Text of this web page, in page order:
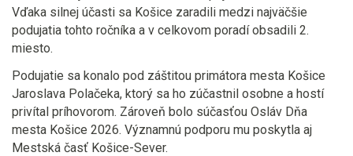
Vďaka silnej účasti sa Košice zaradili medzi najväčšie
podujatia tohto ročníka a v celkovom poradí obsadili 2.
miesto.
Podujatie sa konalo pod záštitou primátora mesta Košice
Jaroslava Polačeka, ktorý sa ho zúčastnil osobne a hostí
privítal príhovorom. Zároveň bolo súčasťou Osláv Dňa
mesta Košice 2026. Významnú podporu mu poskytla aj
Mestská časť Košice-Sever.